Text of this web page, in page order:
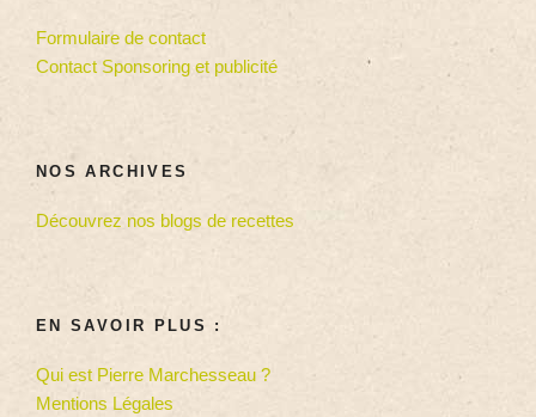
Formulaire de contact
Contact Sponsoring et publicité
NOS ARCHIVES
Découvrez nos blogs de recettes
EN SAVOIR PLUS :
Qui est Pierre Marchesseau ?
Mentions Légales